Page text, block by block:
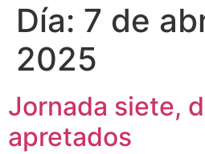
Día: 7 de
2025
Jornada siete,
apretados